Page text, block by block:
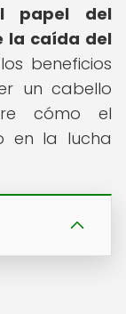
papel del
la caída del
beneficios
un cabello
cómo el
en la lucha